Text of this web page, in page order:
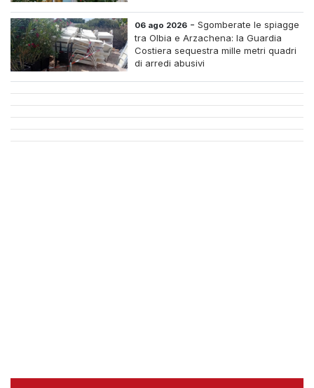
06 ago 2026 -Sgomberate le spiagge
tra Olbia e Arzachena: la Guardia
Costiera sequestra mille metri quadri
di arredi abusivi